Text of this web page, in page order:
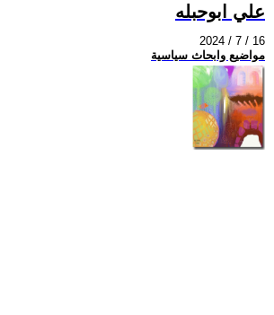
علي ابوحبله
2024 / 7 / 16
مواضيع وابحاث سياسية